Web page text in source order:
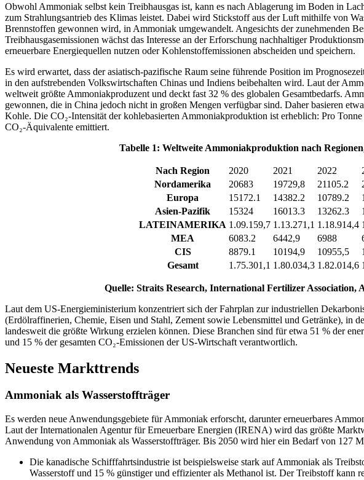
Obwohl Ammoniak selbst kein Treibhausgas ist, kann es nach Ablagerung im Boden in
zum Strahlungsantrieb des Klimas leistet. Dabei wird Stickstoff aus der Luft mithilfe von
Brennstoffen gewonnen wird, in Ammoniak umgewandelt. Angesichts der zunehmenden
Treibhausgasemissionen wächst das Interesse an der Erforschung nachhaltiger
erneuerbare Energiequellen nutzen oder Kohlenstoffemissionen abscheiden und speichern.
Es wird erwartet, dass der asiatisch-pazifische Raum seine führende Position im
in den aufstrebenden Volkswirtschaften Chinas und Indiens beibehalten wird. Laut der
weltweit größte Ammoniakproduzent und deckt fast 32 % des globalen Gesamtbedarfs.
gewonnen, die in China jedoch nicht in großen Mengen verfügbar sind. Daher basieren
Kohle. Die CO₂-Intensität der kohlebasierten Ammoniakproduktion ist erheblich: Pro
CO₂-Äquivalente emittiert.
Tabelle 1: Weltweite Ammoniakproduktion nach
Nach Region 2020 2021 2022
Nordamerika
20683 19729,8 21105.2
Europa
15172.1 14382.2 10789.2
Asien-Pazifik
15324 16013.3 13262.3
LATEINAMERIKA 1.09.159,7 1.13.271,1 1.18.914,4
MEA
6083.2 6442,9 6988
CIS
8879.1 10194,9 10955,5
Gesamt
1.75.301,1 1.80.034,3 1.82.014,6
Quelle: Straits Research, International Fertilizer Association,
Laut dem US-Energieministerium konzentriert sich der Fahrplan zur industriellen
(Erdölraffinerien, Chemie, Eisen und Stahl, Zement sowie Lebensmittel und Getränke), in
landesweit die größte Wirkung erzielen können. Diese Branchen sind für etwa 51 % der
und 15 % der gesamten CO₂-Emissionen der US-Wirtschaft verantwortlich.
Neueste Markttrends
Ammoniak als Wasserstoffträger
Es werden neue Anwendungsgebiete für Ammoniak erforscht, darunter erneuerbares
Laut der Internationalen Agentur für Erneuerbare Energien (IRENA) wird das größte
Anwendung von Ammoniak als Wasserstoffträger. Bis 2050 wird hier ein Bedarf von 127
Die kanadische Schifffahrtsindustrie ist beispielsweise stark auf Ammoniak als
Wasserstoff und 15 % günstiger und effizienter als Methanol ist. Der Treibstoff kann